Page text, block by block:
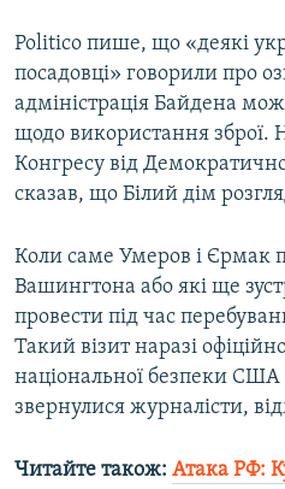
Politico пише, що «деякі
посадовці» говорили про
адміністрація Байдена
щодо використання зброї.
Конгресу від
сказав, що Білий дім
Коли саме Умеров і Єрмак
Вашингтона або які ще
провести під час
Такий візит наразі
національної безпеки
звернулися журналісти,
Читайте також: Атака РФ: